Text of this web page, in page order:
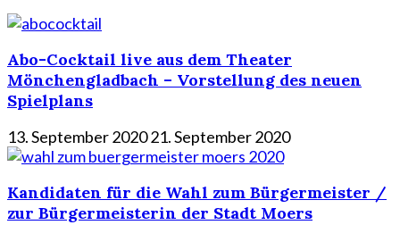
Abo-Cocktail live aus dem Theater
Mönchengladbach – Vorstellung des neuen
Spielplans
13. September 202021. September 2020
Kandidaten für die Wahl zum Bürgermeister /
zur Bürgermeisterin der Stadt Moers